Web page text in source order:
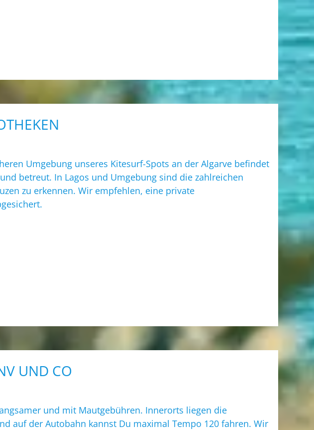
Umgebung unseres Kitesurf-Spots an der Algarve befindet
betreut. In Lagos und Umgebung sind die zahlreichen
zu erkennen. Wir empfehlen, eine private
UND CO
und mit Mautgebühren. Innerorts liegen die
auf der Autobahn kannst Du maximal Tempo 120 fahren. Wir